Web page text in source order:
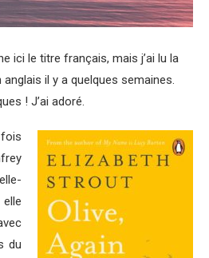
ici le titre français, mais j’ai lu la
anglais il y a quelques semaines.
! J’ai adoré.
du